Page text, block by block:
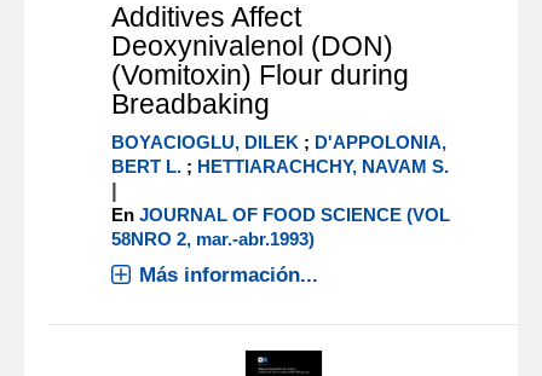
Additives Affect
Deoxynivalenol (DON)
(Vomitoxin) Flour during
Breadbaking
BOYACIOGLU, DILEK ; D'APPOLONIA,
BERT L. ; HETTIARACHCHY, NAVAM S.
|
EnJOURNAL OF FOOD SCIENCE (VOL
58NRO 2, mar.-abr.1993)
Más información...